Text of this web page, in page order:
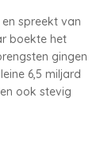
spreekt van
boekte het
gingen
6,5 miljard
ook stevig